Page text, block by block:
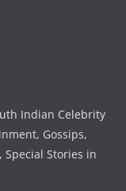
Indian Celebrity
Gossips,
Special Stories in